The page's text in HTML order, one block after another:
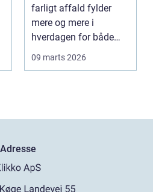
farligt affald fylder
mere og mere i
hverdagen for både
09 marts 2026
Adresse